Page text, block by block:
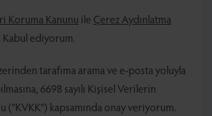
Koruma Kanunu ile Çerez Aydınlatma
Kabul ediyorum.
tarafıma arama ve e-posta yoluyla
6698 sayılı Kişisel Verilerin
(“KVKK”) kapsamında onay veriyorum.